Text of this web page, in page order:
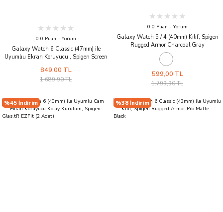
0.0 Puan - Yorum
Galaxy Watch 6 Classic (47mm) ile
Uyumlıu Ekran Koruyucu , Spigen Screen
849,00 TL
1.689,90 TL
0.0 Puan - Yorum
Galaxy Watch 5 / 4 (40mm) Kılıf, Spigen
Rugged Armor Charcoal Gray
599,00 TL
1.799,90 TL
%45 İndirim %38 İndirim